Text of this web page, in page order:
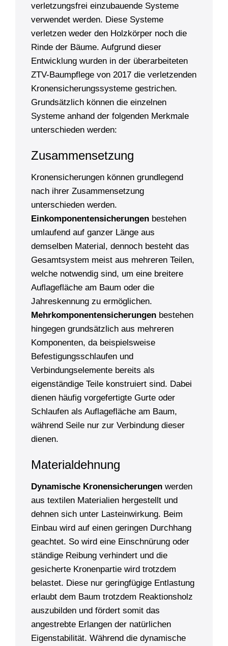
verletzungsfrei einzubauende Systeme
verwendet werden. Diese Systeme
verletzen weder den Holzkörper noch die
Rinde der Bäume. Aufgrund dieser
Entwicklung wurden in der überarbeiteten
ZTV-Baumpflege von 2017 die verletzenden
Kronensicherungssysteme gestrichen.
Grundsätzlich können die einzelnen
Systeme anhand der folgenden Merkmale
unterschieden werden:
Zusammensetzung
Kronensicherungen können grundlegend
nach ihrer Zusammensetzung
unterschieden werden.
Einkomponentensicherungen bestehen
umlaufend auf ganzer Länge aus
demselben Material, dennoch besteht das
Gesamtsystem meist aus mehreren Teilen,
welche notwendig sind, um eine breitere
Auflagefläche am Baum oder die
Jahreskennung zu ermöglichen.
Mehrkomponentensicherungen bestehen
hingegen grundsätzlich aus mehreren
Komponenten, da beispielsweise
Befestigungsschlaufen und
Verbindungselemente bereits als
eigenständige Teile konstruiert sind. Dabei
dienen häufig vorgefertigte Gurte oder
Schlaufen als Auflagefläche am Baum,
während Seile nur zur Verbindung dieser
dienen.
Materialdehnung
Dynamische Kronensicherungen werden
aus textilen Materialien hergestellt und
dehnen sich unter Lasteinwirkung. Beim
Einbau wird auf einen geringen Durchhang
geachtet. So wird eine Einschnürung oder
ständige Reibung verhindert und die
gesicherte Kronenpartie wird trotzdem
belastet. Diese nur geringfügige Entlastung
erlaubt dem Baum trotzdem Reaktionsholz
auszubilden und fördert somit das
angestrebte Erlangen der natürlichen
Eigenstabilität. Während die dynamische